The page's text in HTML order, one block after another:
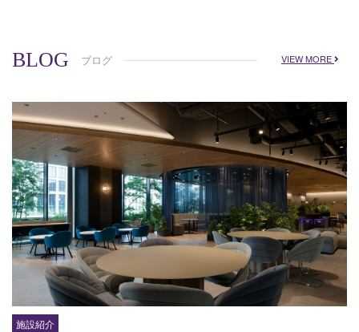
BLOG ブログ VIEW MORE
施設紹介